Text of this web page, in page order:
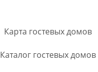
Карта гостевых домов
Каталог гостевых домов